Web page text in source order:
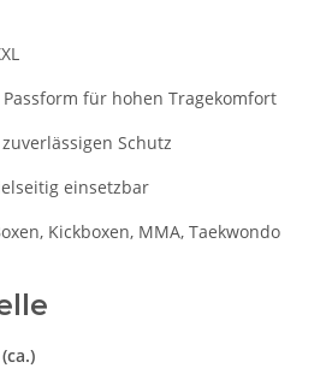
für hohen Tragekomfort
Schutz
einsetzbar
Kickboxen, MMA, Taekwondo